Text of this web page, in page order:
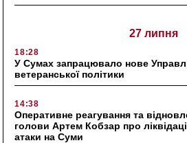
27 липня
18:28
У Сумах запрацювало нове
ветеранської політики
14:38
Оперативне реагування та
голови Артем Кобзар про
атаки на Суми